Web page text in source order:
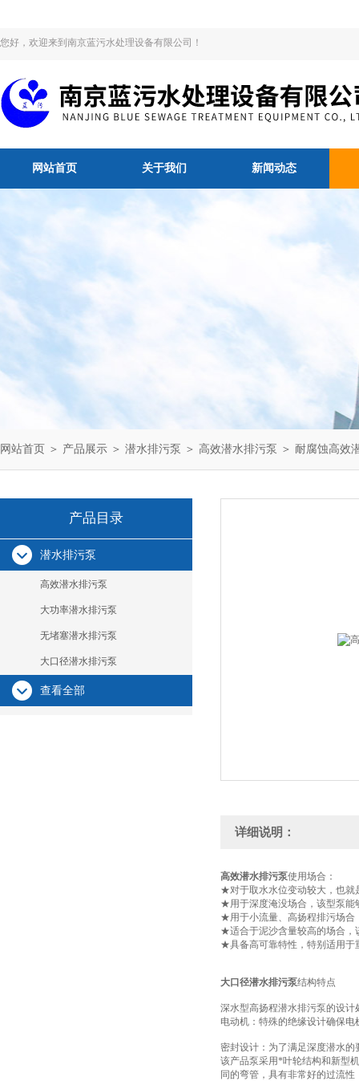
您好，欢迎来到南京蓝污水处理设备有限公司！
网站首页 关于我们 新闻动态
网站首页 ＞ 产品展示 ＞ 潜水排污泵 ＞ 高效潜水排污泵 ＞ 耐腐蚀高效
产品目录
潜水排污泵
高效潜水排污泵
大功率潜水排污泵
无堵塞潜水排污泵
大口径潜水排污泵
查看全部
详细说明：
高效潜水排污泵使用场合：
★对于取水水位变动较大，也就
★用于深度淹没场合，该型泵能
★用于小流量、高扬程排污场合
★适合于泥沙含量较高的场合，
★具备高可靠特性，特别适用于
大口径潜水排污泵结构特点
深水型高扬程潜水排污泵的设
电动机：特殊的绝缘设计确保
密封设计：为了满足深度潜水
该产品泵采用*叶轮结构和新型
同的弯管，具有非常好的过流